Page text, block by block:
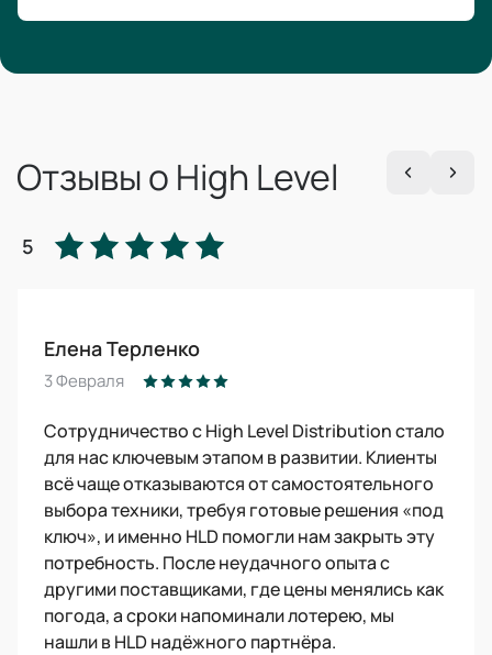
Отзывы о High Level
5
Елена Терленко
3 Февраля
Сотрудничество с High Level Distribution стало
для нас ключевым этапом в развитии. Клиенты
всё чаще отказываются от самостоятельного
выбора техники, требуя готовые решения «под
ключ», и именно HLD помогли нам закрыть эту
потребность. После неудачного опыта с
другими поставщиками, где цены менялись как
погода, а сроки напоминали лотерею, мы
нашли в HLD надёжного партнёра.